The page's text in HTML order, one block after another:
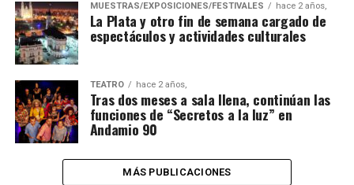
MUESTRAS/EXPOSICIONES/FESTIVALES hace 2 años,
La Plata y otro fin de semana cargado de
espectáculos y actividades culturales
TEATRO hace 2 años,
Tras dos meses a sala llena, continúan las
funciones de “Secretos a la luz” en
Andamio 90
MÁS PUBLICACIONES